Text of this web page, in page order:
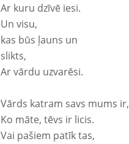
Ar kuru dzīvē iesi.
Un visu,
kas būs ļauns un
slikts,
Ar vārdu uzvarēsi.
Vārds katram savs mums ir,
Ko māte, tēvs ir licis.
Vai pašiem patīk tas,